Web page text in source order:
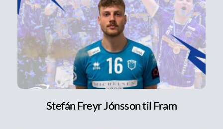
Stefán Freyr Jónsson til Fram